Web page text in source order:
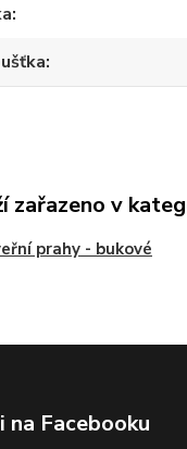
zařazeno v
prahy - bukové
na Facebooku